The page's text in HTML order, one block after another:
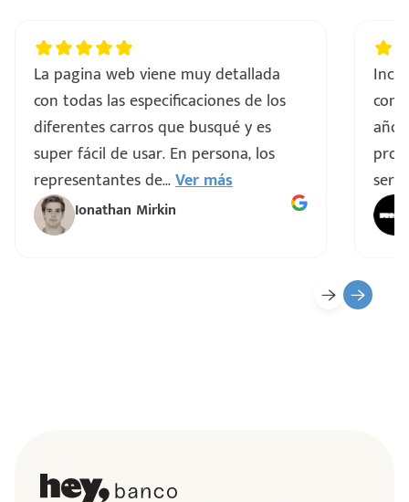
La pagina web viene muy detallada
con todas las especificaciones de los
diferentes carros que busqué y es
super fácil de usar. En persona, los
representantes de...Ver más
Ionathan Mirkin